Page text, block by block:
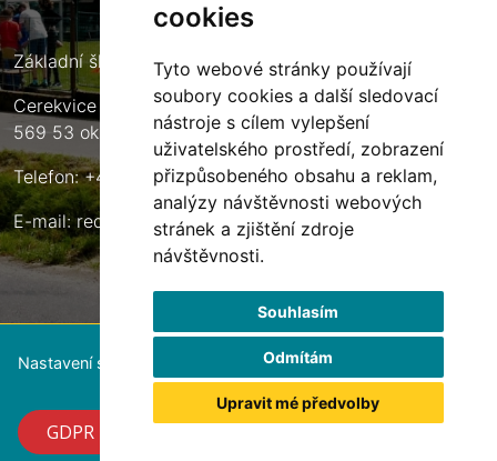
cookies
Tyto webové stránky používají
soubory cookies a další sledovací
nástroje s cílem vylepšení
uživatelského prostředí, zobrazení
přizpůsobeného obsahu a reklam,
analýzy návštěvnosti webových
stránek a zjištění zdroje
návštěvnosti.
Souhlasím
Odmítám
Upravit mé předvolby
Základní škola Cerekvice nad Loučnou
Cerekvice nad Loučnou 135
569 53 okres Svitavy
Telefon: +420 461 633 140
E-mail:reditel@zscerekvice.cz
Nastavení souborů cookie
GDPR